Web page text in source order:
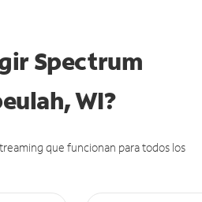
Spectrum
WI?
que funcionan para todos los